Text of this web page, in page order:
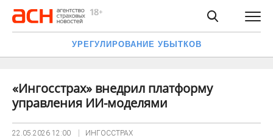
УРЕГУЛИРОВАНИЕ УБЫТКОВ
«Ингосстрах» внедрил платформу
управления ИИ-моделями
22.05.2026 12:00 ИНГОССТРАХ